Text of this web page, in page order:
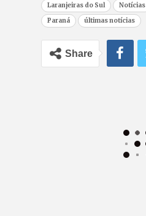
Laranjeiras do Sul
Notícias
Paraná
últimas notícias
Share